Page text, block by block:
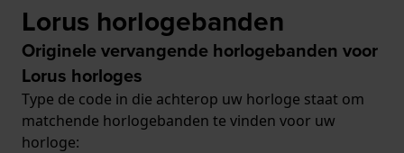
Lorus horlogebanden
Originele vervangende horlogebanden voor
Lorus horloges
Type de code in die achterop uw horloge staat om
matchende horlogebanden te vinden voor uw
horloge: